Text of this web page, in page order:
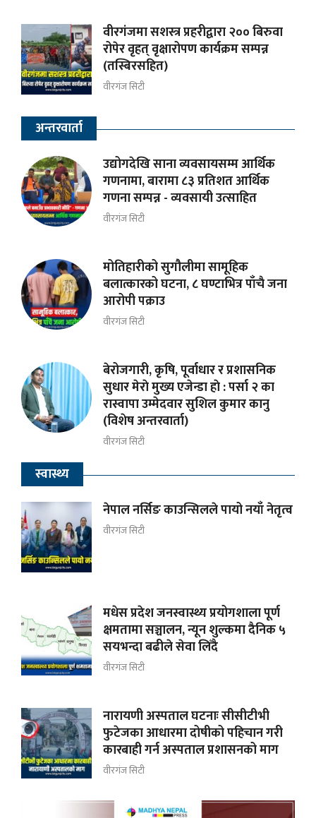
वीरगंजमा सशस्त्र प्रहरीद्वारा २०० बिरुवा
रोपेर वृहत् वृक्षारोपण कार्यक्रम सम्पन्न
(तस्बिरसहित)
वीरगंज सिटी
अन्तरवार्ता
उद्योगदेखि साना व्यवसायसम्म आर्थिक
गणनामा, बारामा ८३ प्रतिशत आर्थिक
गणना सम्पन्न - व्यवसायी उत्साहित
वीरगंज सिटी
मोतिहारीको सुगौलीमा सामूहिक
बलात्कारको घटना, ८ घण्टाभित्र पाँचै जना
आरोपी पक्राउ
वीरगंज सिटी
बेरोजगारी, कृषि, पूर्वाधार र प्रशासनिक
सुधार मेराे मुख्य एजेन्डा हाे : पर्सा २ का
रास्वापा उम्मेदवार सुशिल कुमार कानु
(विशेष अन्तरवार्ता)
वीरगंज सिटी
स्वास्थ्य
नेपाल नर्सिङ काउन्सिलले पायो नयाँ नेतृत्व
वीरगंज सिटी
मधेस प्रदेश जनस्वास्थ्य प्रयोगशाला पूर्ण
क्षमतामा सञ्चालन, न्यून शुल्कमा दैनिक ५
सयभन्दा बढीले सेवा लिँदै
वीरगंज सिटी
नारायणी अस्पताल घटनाः सीसीटीभी
फुटेजका आधारमा दोषीको पहिचान गरी
कारबाही गर्न अस्पताल प्रशासनको माग
वीरगंज सिटी